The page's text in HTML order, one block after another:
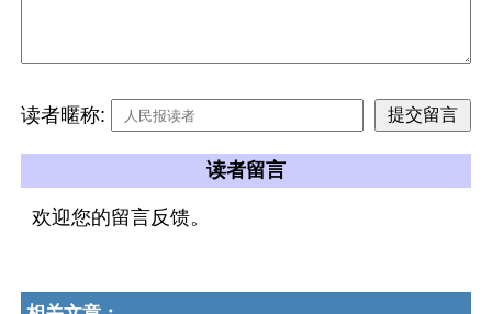
读者暱称:
读者留言
欢迎您的留言反馈。